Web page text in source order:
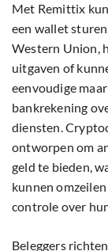
Met Remittix
een wallet
Western Union,
uitgaven of
eenvoudige
bankrekening
diensten.
ontworpen om
geld te bieden,
kunnen
controle over
Beleggers